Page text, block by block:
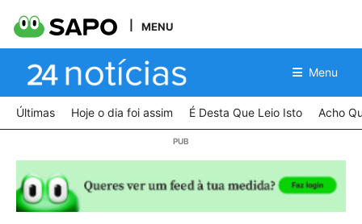
MENU
Menu
Últimas Hoje o dia foi assim É Desta Que Leio Isto Acho